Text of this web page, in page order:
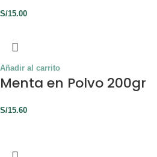
S/15.00
Añadir al carrito
Menta en Polvo 200gr
S/15.60